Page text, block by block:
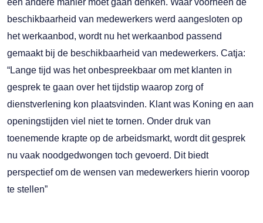
een andere manier moet gaan denken. Waar voorheen de
beschikbaarheid van medewerkers werd aangesloten op
het werkaanbod, wordt nu het werkaanbod passend
gemaakt bij de beschikbaarheid van medewerkers. Catja:
“Lange tijd was het onbespreekbaar om met klanten in
gesprek te gaan over het tijdstip waarop zorg of
dienstverlening kon plaatsvinden. Klant was Koning en aan
openingstijden viel niet te tornen. Onder druk van
toenemende krapte op de arbeidsmarkt, wordt dit gesprek
nu vaak noodgedwongen toch gevoerd. Dit biedt
perspectief om de wensen van medewerkers hierin voorop
te stellen”